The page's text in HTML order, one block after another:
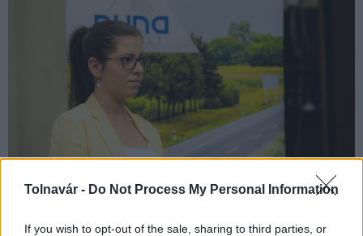
Tolnavár - Do Not Process My Personal Information
If you wish to opt-out of the sale, sharing to third parties, or